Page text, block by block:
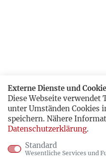
Externe Dienste und
Diese Webseite verwendet
unter Umständen Cookies
speichern. Nähere
Datenschutzerklärung.
Standard
Wesentliche Services und